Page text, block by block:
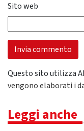
Sito web
Questo sito utilizza
vengono elaborati i
Leggi anche